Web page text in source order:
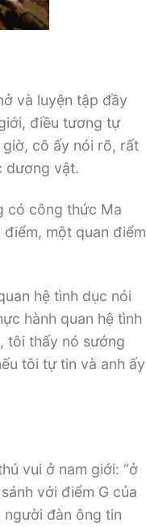
và luyện tập đầy
điều tương tự
giờ, cô ấy nói rõ, rất
dương vật.
có công thức Ma
điểm, một quan điểm
hệ tình dục nói
hành quan hệ tình
tôi thấy nó sướng
tôi tự tin và anh ấy
vui ở nam giới: “ở
với điểm G của
đàn ông tin